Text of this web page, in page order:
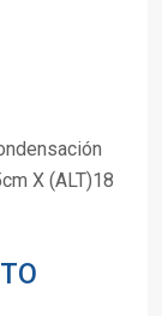
X (ALT)18